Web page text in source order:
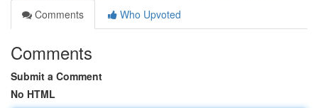
Comments
Who Upvoted
Comments
Submit a Comment
No HTML